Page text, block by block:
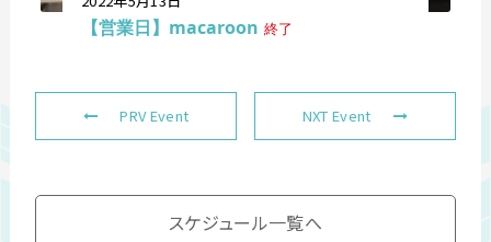
【営業日】macaroon 終了
PRV Event NXT Event
スケジュール一覧へ